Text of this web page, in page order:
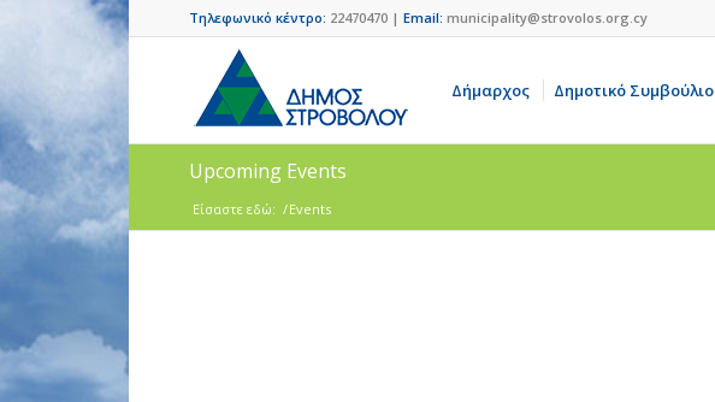
Τηλεφωνικό κέντρο: 22470470 | Email: municipality@strovolos.org.cy
Δήμαρχος Δημοτικό Συμβούλιο
Upcoming Events
Είσαστε εδώ: /Events